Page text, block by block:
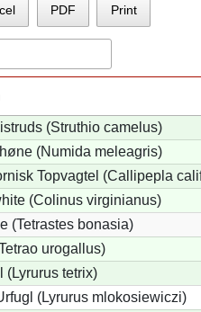
PDF Print
(Struthio camelus)
(Numida meleagris)
Topvagtel (Callipepla
(Colinus virginianus)
(Tetrastes bonasia)
urogallus)
(Lyrurus tetrix)
(Lyrurus mlokosiewiczi)